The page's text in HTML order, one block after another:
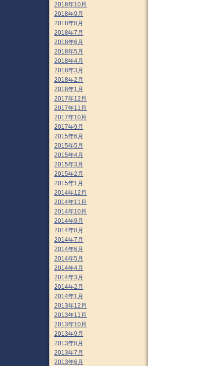
2018年10月
2018年9月
2018年8月
2018年7月
2018年6月
2018年5月
2018年4月
2018年3月
2018年2月
2018年1月
2017年12月
2017年11月
2017年10月
2017年9月
2015年6月
2015年5月
2015年4月
2015年3月
2015年2月
2015年1月
2014年12月
2014年11月
2014年10月
2014年9月
2014年8月
2014年7月
2014年6月
2014年5月
2014年4月
2014年3月
2014年2月
2014年1月
2013年12月
2013年11月
2013年10月
2013年9月
2013年8月
2013年7月
2013年6月